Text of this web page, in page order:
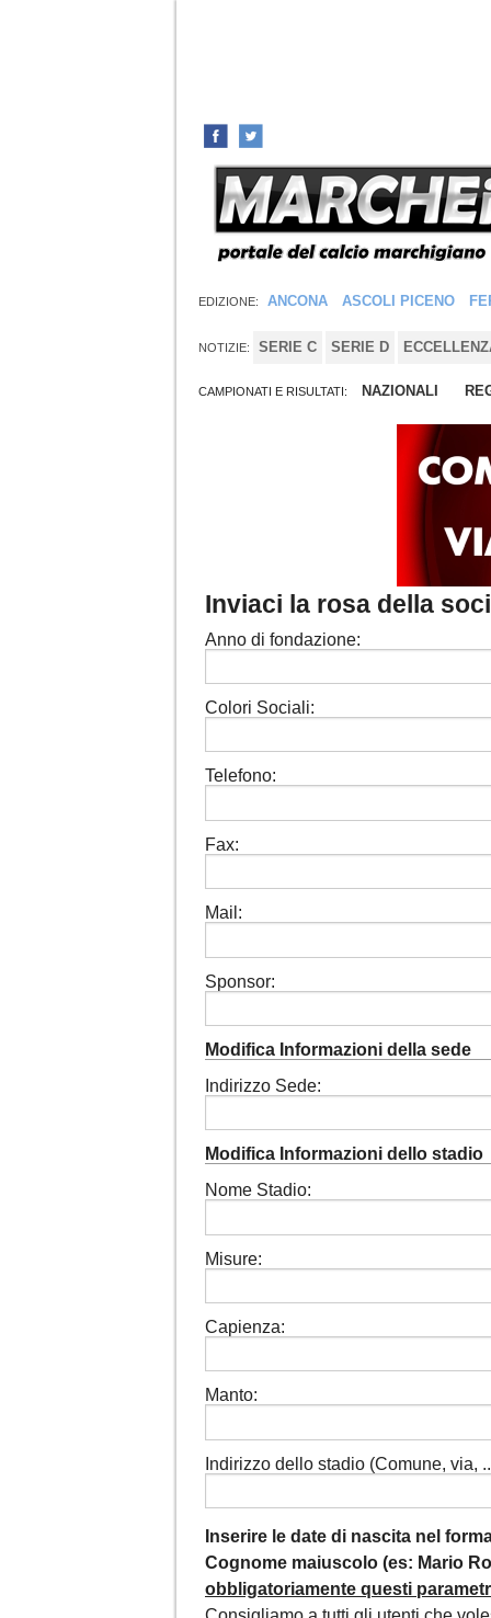
EDIZIONE: ANCONA ASCOLI PICENO
NOTIZIE: SERIE C SERIE D
CAMPIONATI E RISULTATI: NAZIONALI
Inviaci la rosa della
Anno di fondazione:
Colori Sociali:
Telefono:
Fax:
Mail:
Sponsor:
Modifica Informazioni della sede
Indirizzo Sede:
Modifica Informazioni dello stadio
Nome Stadio:
Misure:
Capienza:
Manto:
Indirizzo dello stadio (Comune, via,
Inserire le date di nascita nel
Cognome maiuscolo (es: Mario
obbligatoriamente questi